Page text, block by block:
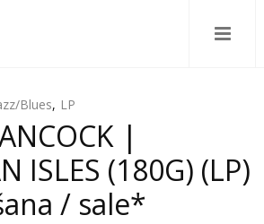
Blues, LP
|
ISLES (180G) (LP)
/ sale*